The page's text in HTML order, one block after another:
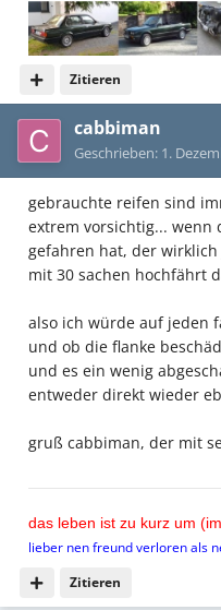
Zitieren
cabbiman
Geschrieben: 1.
gebrauchte reifen sind
extrem vorsichtig...
gefahren hat, der
mit 30 sachen hochfährt
also ich würde auf jeden
und ob die flanke
und es ein wenig
entweder direkt wieder
gruß cabbiman, der mit
Zitieren
das leben ist zu kurz um
lieber nen freund verloren als